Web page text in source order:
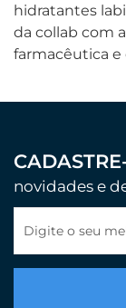
hidratantes
da collab com
farmacêutica e
novidades e
Digite o seu